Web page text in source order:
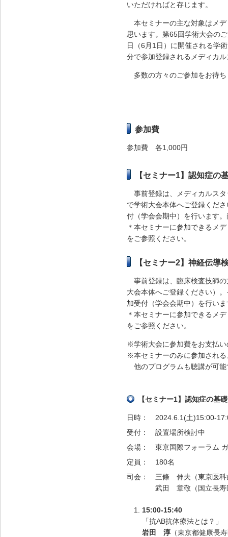
いただければと存じます。
本セミナーの主な対象はメデ
思います。第65回学術大会の
日（6月1日）に開催される学
分で参加登録されるメディカ
多数の方々のご参加をお待ち
参加費
参加費 各1,000円
【セミナー1】認知症の
事前登録は、メディカルスタ
で学術大会本体へご登録くだ
付（学会会期中）を行います
＊本セミナーに参加できるメ
をご参照ください。
【セミナー2】神経伝導
事前登録は、臨床検査技師の
大会本体へご登録ください）
加受付（学会会期中）を行い
＊本セミナーに参加できるメ
をご参照ください。
※学術大会に参加費をお支払
※本セミナーのみに参加され
他のプログラムも聴講が可
【セミナー1】認知症の基
日時：
2024.6.1(土)15:00-
受付：
設置場所検討中
会場：
東京国際フォーラム
定員：
180名
司会：
三條 伸夫（東京医科
武田 章敬（国立長寿
15:00-15:40
「抗AΒ抗体療法とは？」
岩田 淳 （東京都健康長